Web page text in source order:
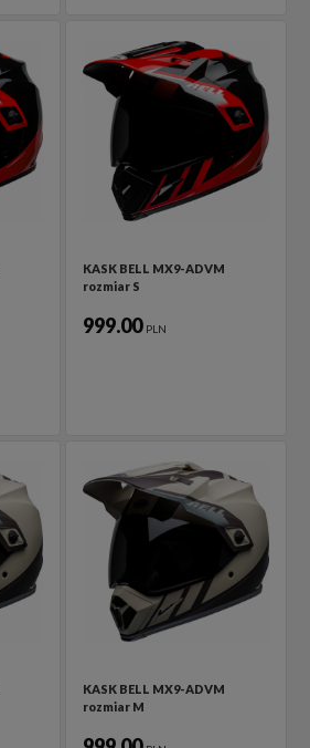
KASK BELL MX9-ADVM
rozmiar S
999.00 PLN
KASK BELL MX9-ADVM
rozmiar M